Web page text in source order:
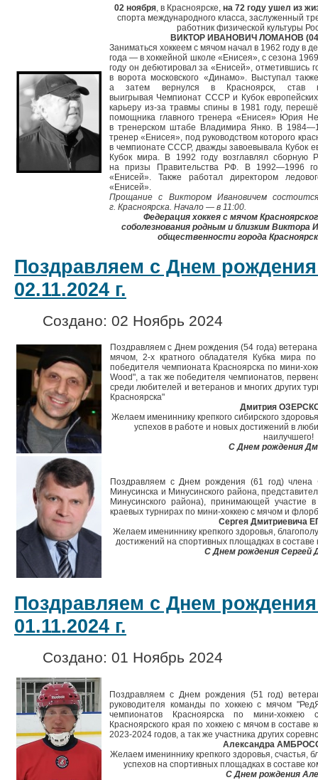
02 ноября, в Красноярске, на 72 году ушел из
спорта международного класса, заслуженный
работник физической культуры
ВИКТОР ИВАНОВИЧ ЛОМАНОВ
Заниматься хоккеем с мячом начал в 1962 году в
года — в хоккейной школе «Енисея», с сезона
году он дебютировал за «Енисей», отметившись
в ворота московского «Динамо». Выступал
а затем вернулся в Красноярск, став
выигрывая Чемпионат СССР и Кубок
карьеру из-за травмы спины в 1981 году,
помощника главного тренера «Енисея» Юрия
в тренерском штабе Владимира Янко. В
тренер «Енисея», под руководством которого
в чемпионате СССР, дважды завоевывала Кубок
Кубок мира. В 1992 году возглавлял сборную
на призы Правительства РФ. В 1992—1996
«Енисей». Также работал директором
«Енисей».
Прощание с Виктором Ивановичем
г. Красноярска. Начало — в 11:00.
Федерация хоккея с мячом
соболезнования родным и близким Виктора
общественности города
Поздравляем с Днем
02.11.2024 г.
Создано: 02 Ноябрь 2024
Поздравляем с Днем рождения (54 года)
мячом, 2-х кратного обладателя Кубка мира
победителя чемпионата Красноярска по мини-
Wood", а так же победителя чемпионатов,
среди любителей и ветеранов и многих других
Красноярска"
Дмитрия
Желаем имениннику крепкого сибирского
успехов в работе и новых достижений в
наилучшего!
С Днем рождения
Поздравляем с Днем рождения (61 год) члена
Минусинска и Минусинского района,
Минусинского района), принимающей участие
краевых турнирах по мини-хоккею с мячом и
Сергея Дмитриевича
Желаем имениннику крепкого здоровья,
достижений на спортивных площадках в
С Днем рождения Сергей
Поздравляем с Днем
01.11.2024 г.
Создано: 01 Ноябрь 2024
Поздравляем с Днем рождения (51 год)
руководителя команды по хоккею с мячом
чемпионатов Красноярска по мини-хоккею
Красноярского края по хоккею с мячом в
2023-2024 годов, а так же участника других
Александра
Желаем имениннику крепкого здоровья, счастья,
успехов на спортивных площадках в составе
С Днем рождения